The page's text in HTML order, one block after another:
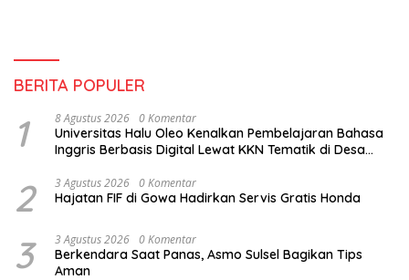
BERITA POPULER
1 8 Agustus 2026 0 Komentar
Universitas Halu Oleo Kenalkan Pembelajaran Bahasa
Inggris Berbasis Digital Lewat KKN Tematik di Desa
2 3 Agustus 2026 0 Komentar
Hajatan FIF di Gowa Hadirkan Servis Gratis Honda
3 3 Agustus 2026 0 Komentar
Berkendara Saat Panas, Asmo Sulsel Bagikan Tips
Aman